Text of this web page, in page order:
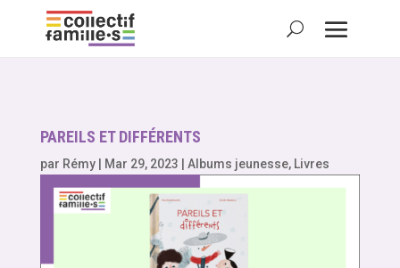
PAREILS ET DIFFÉRENTS
par Rémy| Mar 29, 2023 Albums jeunesse, Livres